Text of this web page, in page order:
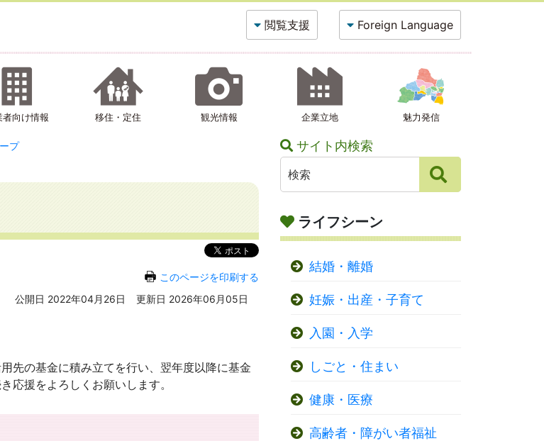
閲覧支援 Foreign Language
者向け情報 移住・定住 観光情報 企業立地 魅力発信
プ
このページを印刷する
公開日 2022年04月26日
更新日 2026年06月05日
先の基金に積み立てを行い、翌年度以降に基金
応援をよろしくお願いします。
サイト内検索
ライフシーン
結婚・離婚
妊娠・出産・子育て
入園・入学
しごと・住まい
健康・医療
高齢者・障がい者福祉